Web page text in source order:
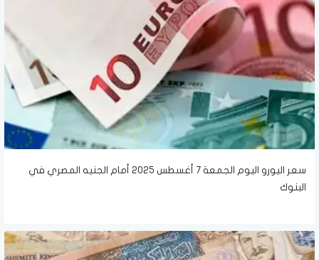
سعر اليورو اليوم الجمعة 7 أغسطس 2025 أمام الجنيه المصري في
البنوك